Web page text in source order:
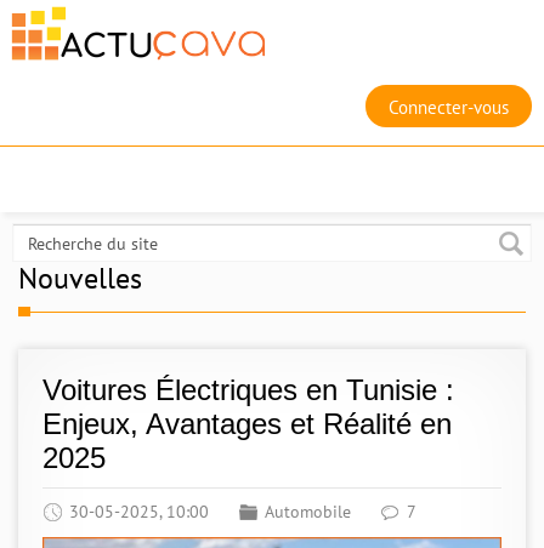
Connecter-vous
Nouvelles
Voitures Électriques en Tunisie :
Enjeux, Avantages et Réalité en
2025
30-05-2025, 10:00 Automobile 7